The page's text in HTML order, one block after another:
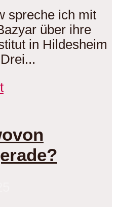
spreche ich mit
über ihre
in Hildesheim